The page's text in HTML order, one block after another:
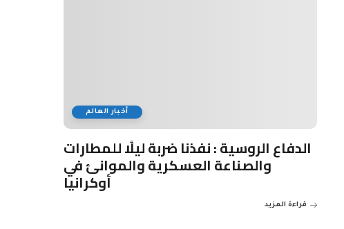
أخبار العالم
الدفاع الروسية : نفذنا ضربة ليلًا للمطارات
والصناعة العسكرية والموانئ في
أوكرانيا
قراءة المزيد